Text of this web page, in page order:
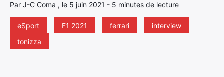
Par J-C Coma , le 5 juin 2021 - 5 minutes de lecture
eSport F1 2021 ferrari
interview
tonizza